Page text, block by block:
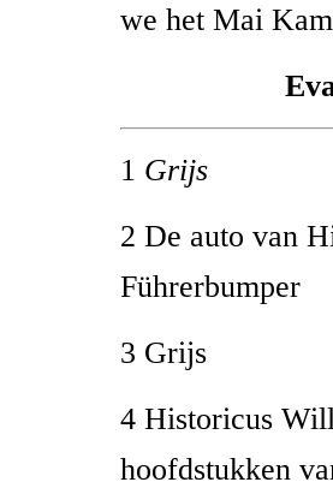
we het Mai
1 Grijs
2 De auto van
Führerbumper
3 Grijs
4 Historicus
hoofdstukken